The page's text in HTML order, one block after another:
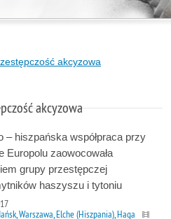
akcyzowa
akcyzowa
– hiszpańska współpraca przy
Europolu zaowocowała
grupy przestępczej
haszyszu i tytoniu
Warszawa, Elche (Hiszpania), Haga